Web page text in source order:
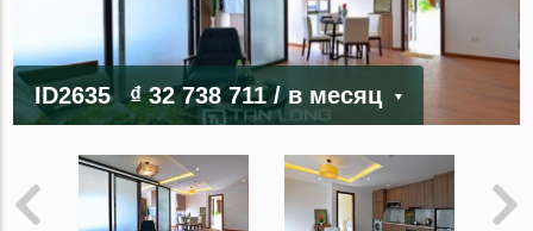
ID2635 ₫ 32 738 711/ в месяц